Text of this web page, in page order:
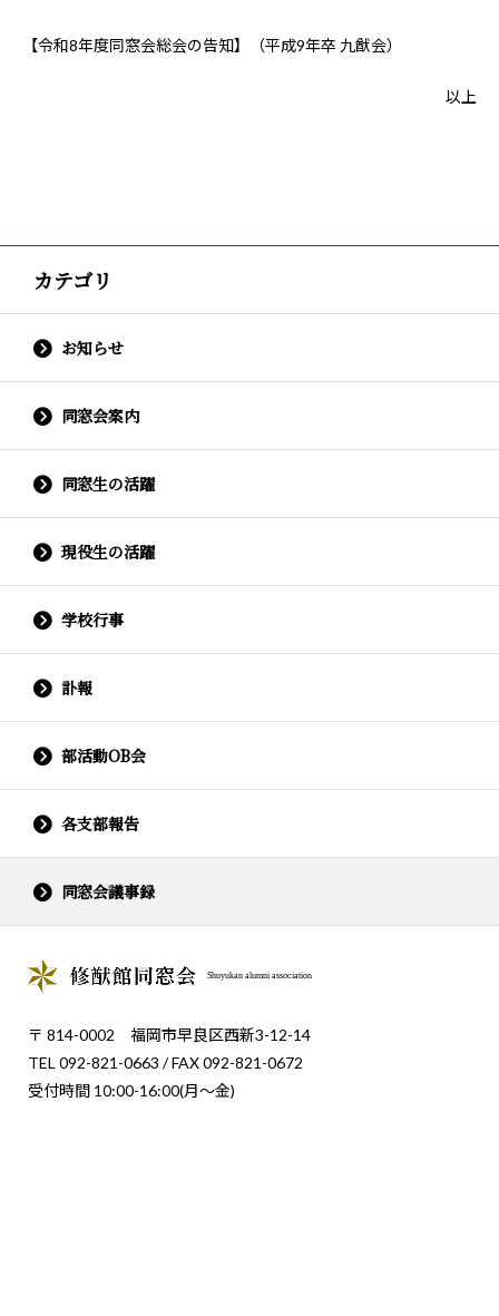
【令和8年度同窓会総会の告知】（平成9年卒 九猷会）
以上
カテゴリ
お知らせ
同窓会案内
同窓生の活躍
現役生の活躍
学校行事
訃報
部活動OB会
各支部報告
同窓会議事録
Shuyukan alumni association
〒 814-0002 福岡市早良区西新3-12-14
TEL 092-821-0663 / FAX 092-821-0672
受付時間 10:00-16:00(月〜金)